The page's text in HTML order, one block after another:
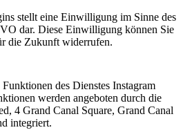
stellt eine Einwilligung im Sinne des
dar. Diese Einwilligung können Sie
die Zukunft widerrufen.
des Dienstes Instagram
werden angeboten durch die
4 Grand Canal Square, Grand Canal
integriert.